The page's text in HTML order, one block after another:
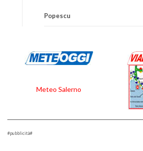
Popescu
Meteo Salerno
#pubblicità#